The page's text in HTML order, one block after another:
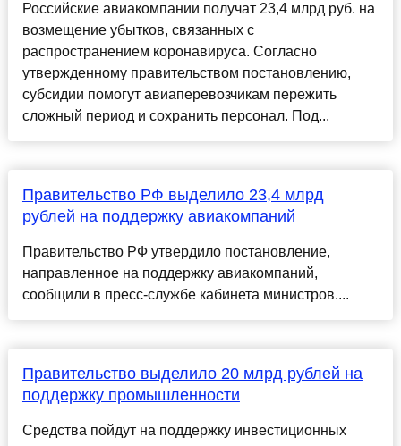
Российские авиакомпании получат 23,4 млрд руб. на
возмещение убытков, связанных с
распространением коронавируса. Согласно
утвержденному правительством постановлению,
субсидии помогут авиаперевозчикам пережить
сложный период и сохранить персонал. Под...
Правительство РФ выделило 23,4 млрд
рублей на поддержку авиакомпаний
Правительство РФ утвердило постановление,
направленное на поддержку авиакомпаний,
сообщили в пресс-службе кабинета министров....
Правительство выделило 20 млрд рублей на
поддержку промышленности
Средства пойдут на поддержку инвестиционных